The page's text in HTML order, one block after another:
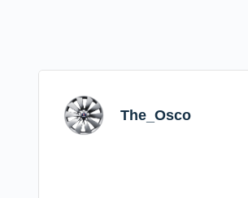
The_Osco